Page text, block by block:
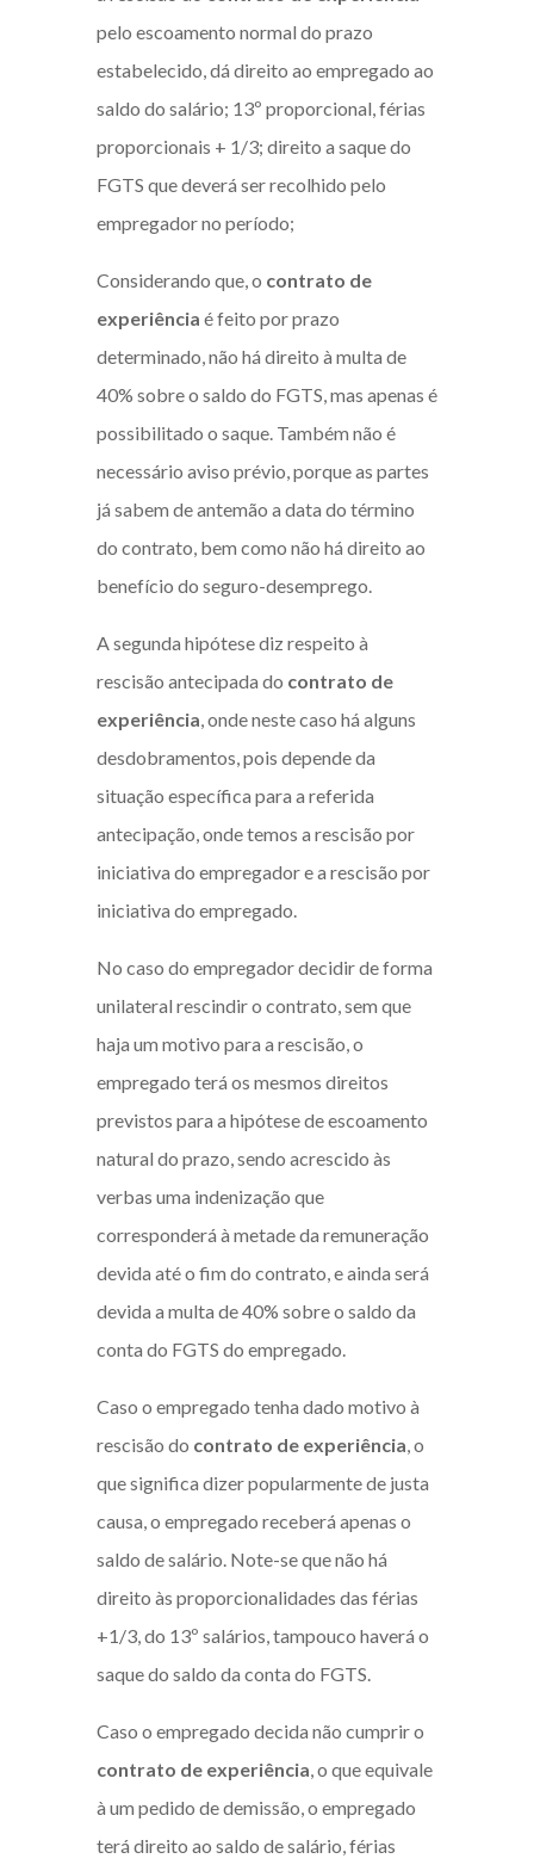
pelo escoamento normal do prazo
estabelecido, dá direito ao empregado ao
saldo do salário; 13º proporcional, férias
proporcionais + 1/3; direito a saque do
FGTS que deverá ser recolhido pelo
empregador no período;
Considerando que, o contrato de
experiência é feito por prazo
determinado, não há direito à multa de
40% sobre o saldo do FGTS, mas apenas é
possibilitado o saque. Também não é
necessário aviso prévio, porque as partes
já sabem de antemão a data do término
do contrato, bem como não há direito ao
benefício do seguro-desemprego.
A segunda hipótese diz respeito à
rescisão antecipada do contrato de
experiência, onde neste caso há alguns
desdobramentos, pois depende da
situação específica para a referida
antecipação, onde temos a rescisão por
iniciativa do empregador e a rescisão por
iniciativa do empregado.
No caso do empregador decidir de forma
unilateral rescindir o contrato, sem que
haja um motivo para a rescisão, o
empregado terá os mesmos direitos
previstos para a hipótese de escoamento
natural do prazo, sendo acrescido às
verbas uma indenização que
corresponderá à metade da remuneração
devida até o fim do contrato, e ainda será
devida a multa de 40% sobre o saldo da
conta do FGTS do empregado.
Caso o empregado tenha dado motivo à
rescisão do contrato de experiência, o
que significa dizer popularmente de justa
causa, o empregado receberá apenas o
saldo de salário. Note-se que não há
direito às proporcionalidades das férias
+1/3, do 13º salários, tampouco haverá o
saque do saldo da conta do FGTS.
Caso o empregado decida não cumprir o
contrato de experiência, o que equivale
à um pedido de demissão, o empregado
terá direito ao saldo de salário, férias